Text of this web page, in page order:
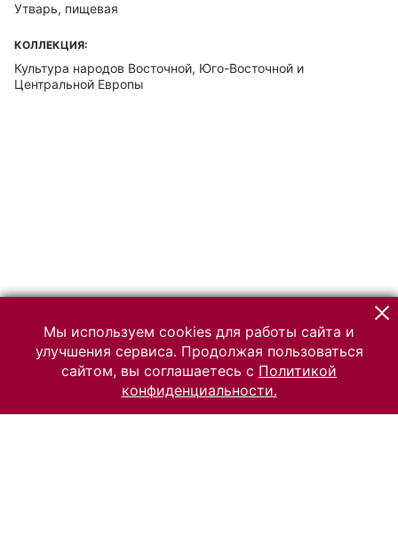
Утварь, пищевая
КОЛЛЕКЦИЯ:
Культура народов Восточной, Юго-Восточной и
Центральной Европы
Мы используем cookies для работы сайта и
улучшения сервиса. Продолжая пользоваться
сайтом, вы соглашаетесь с Политикой
конфиденциальности.